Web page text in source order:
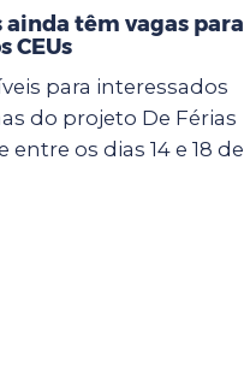
ainda têm vagas para
CEUs
para interessados
do projeto De Férias
entre os dias 14 e 18 de